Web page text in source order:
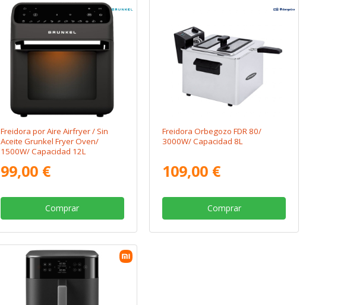
Freidora por Aire Airfryer / Sin
Aceite Grunkel Fryer Oven/
1500W/ Capacidad 12L
99,00 €
Comprar
Freidora Orbegozo FDR 80/
3000W/ Capacidad 8L
109,00 €
Comprar